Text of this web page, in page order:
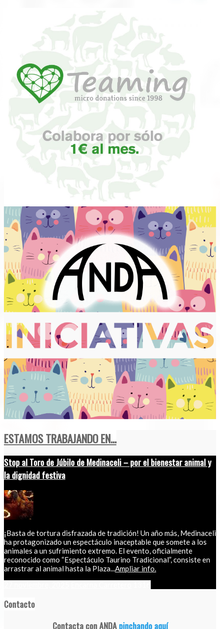
ESTAMOS TRABAJANDO EN...
Stop al Toro de Júbilo de Medinaceli – por el bienestar animal y
la dignidad festiva
¡Basta de tortura disfrazada de tradición! Un año más, Medinaceli
ha protagonizado un espectáculo inaceptable que somete a los
animales a un sufrimiento extremo. El evento, oficialmente
reconocido como “Espectáculo Taurino Tradicional”, consiste en
arrastrar al animal hasta la Plaza...Ampliar info.
Contacto
Contacta con ANDApinchando aquí